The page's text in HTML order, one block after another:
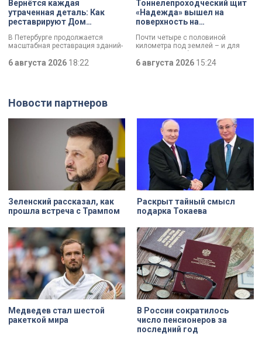
Вернётся каждая
утраченная деталь: Как
реставрируют Дом
Святого Николая на улице
Марата
В Петербурге продолжается
масштабная реставрация зданий-
губернаторской программы.
Специалисты обновляют не
адресов сейчас — Дом
Единоверческой церкви Святого
Николая на улице Марата. Здание
XIX века, прошедшее через
несколько перестроек, сегодня
переживает второе рождение.
Жемчужина, объекта культурного
наследия — исторические часы.
Их элементы утрачены на 90%.
6 августа 2026 18:22
Тоннелепроходческий щит
«Надежда» вышел на
поверхность на
Почти четыре с половиной
километра под землей – и для
«Надежды» забрезжил свет:
проходческий щит вышел на
поверхность. О ходе работ у
6 августа 2026 15:24
Новости партнеров
Зеленский рассказал, как
прошла встреча с Трампом
Раскрыт тайный смысл
подарка Токаева
Медведев стал шестой
ракеткой мира
В России сократилось
число пенсионеров за
последний год